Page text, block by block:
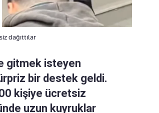
dağıttılar
gitmek isteyen
bir destek geldi.
kişiye ücretsiz
uzun kuyruklar